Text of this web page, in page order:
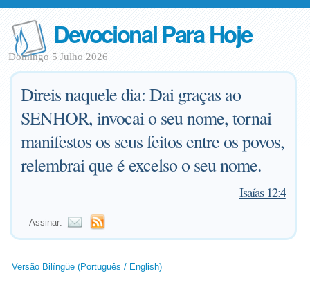
Devocional Para Hoje
Domingo 5 Julho 2026
Direis naquele dia: Dai graças ao
SENHOR, invocai o seu nome, tornai
manifestos os seus feitos entre os povos,
relembrai que é excelso o seu nome.
—Isaías 12:4
Assinar:
Versão Bilíngüe (Português / English)